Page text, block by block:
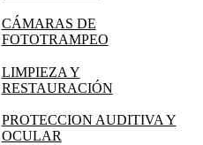
CÁMARAS DE
FOTOTRAMPEO
LIMPIEZA Y
RESTAURACIÓN
PROTECCION AUDITIVA Y
OCULAR